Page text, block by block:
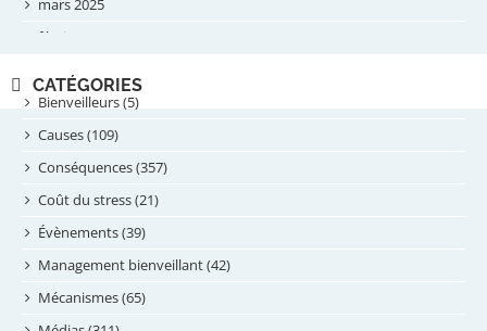
mars 2025
février 2025
septembre 2024
août 2024
juillet 2024
juin 2024
mai 2024
avril 2024
février 2024
CATÉGORIES
Bienveilleurs (5)
Causes (109)
Conséquences (357)
Coût du stress (21)
Évènements (39)
Management bienveillant (42)
Mécanismes (65)